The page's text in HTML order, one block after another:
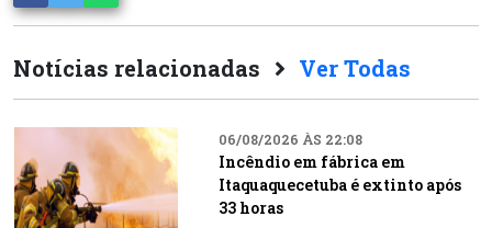
Notícias relacionadas Ver Todas
06/08/2026 ÀS 22:08
Incêndio em fábrica em
Itaquaquecetuba é extinto após
33 horas